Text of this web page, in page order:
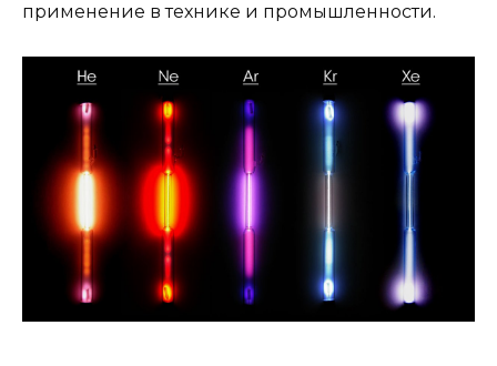
применение в технике и промышленности.